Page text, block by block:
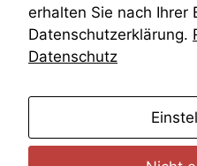
erhalten Sie nach Ihrer
Datenschutzerklärung.
Datenschutz